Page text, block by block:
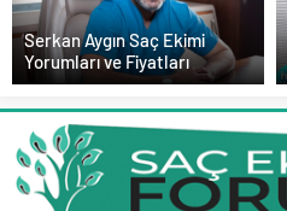
Serkan Aygın Saç Ekimi
Yorumları ve Fiyatları